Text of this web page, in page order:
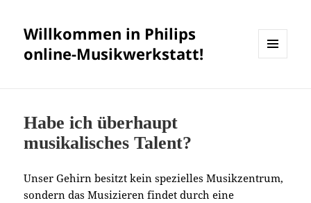
Willkommen in Philips
online-Musikwerkstatt!
Habe ich überhaupt
musikalisches Talent?
Unser Gehirn besitzt kein spezielles Musikzentrum,
sondern das Musizieren findet durch eine